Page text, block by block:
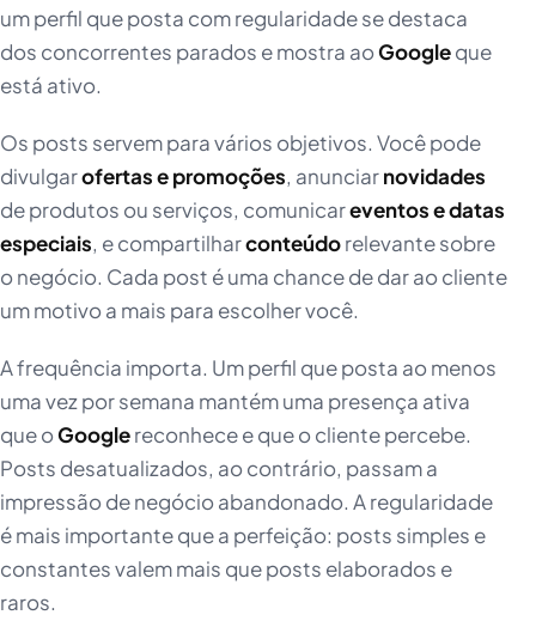
um perfil que posta com regularidade se destaca
dos concorrentes parados e mostra aoGoogleque
está ativo.
Os posts servem para vários objetivos. Você pode
divulgarofertas e promoções, anunciarnovidades
de produtos ou serviços, comunicareventos e datas
especiais, e compartilharconteúdorelevante sobre
o negócio. Cada post é uma chance de dar ao cliente
um motivo a mais para escolher você.
A frequência importa. Um perfil que posta ao menos
uma vez por semana mantém uma presença ativa
que oGooglereconhece e que o cliente percebe.
Posts desatualizados, ao contrário, passam a
impressão de negócio abandonado. A regularidade
é mais importante que a perfeição: posts simples e
constantes valem mais que posts elaborados e
raros.